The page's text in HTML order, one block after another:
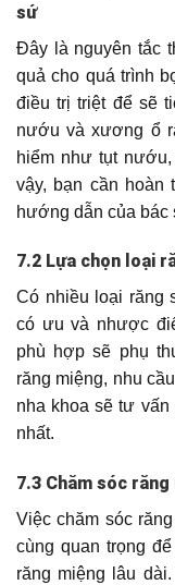
sứ
Đây là nguyên tắc
quả cho quá trình
điều trị triệt để sẽ
nướu và xương ổ
hiểm như tụt
vậy, bạn cần hoàn
hướng dẫn của bác
7.2 Lựa chọn loại
Có nhiều loại răng
có ưu và nhược
phù hợp sẽ phụ
răng miệng, nhu
nha khoa sẽ tư
nhất.
7.3 Chăm sóc
Việc chăm sóc
cùng quan trọng
răng miệng lâu